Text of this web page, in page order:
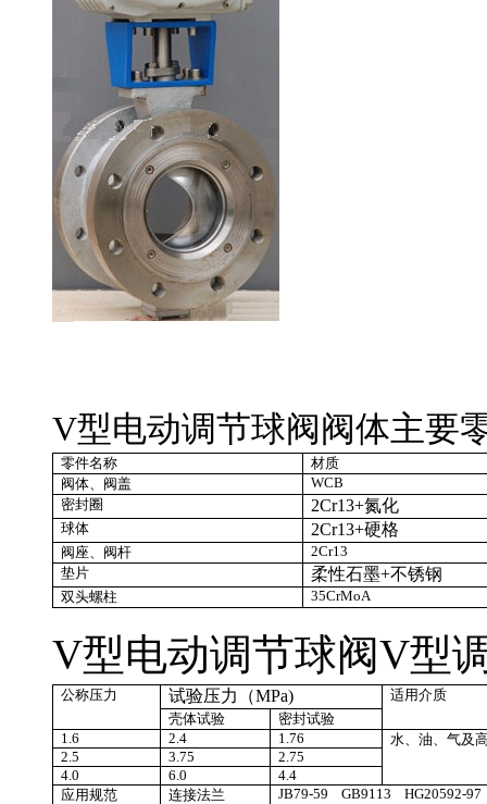
V型电动调节球阀阀体主要
零件名称
材质
阀体、阀盖
WCB
密封圈
2Cr13+氮化
球体 2Cr13+硬格
阀座、阀杆
2Cr13
垫片
柔性石墨+不锈钢
双头螺柱 35CrMoA
V型电动调节球阀V型
公称压力 试验压力（MPa)
适用介质
壳体试验
密封试验
1.6
2.4 1.76
水、油、气及
2.5
3.75
2.75
4.0
6.0
4.4
应用规范
连接法兰
JB79-59 GB9113 HG20592-